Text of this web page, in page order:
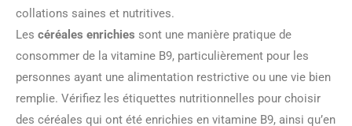
collations saines et nutritives.
Les céréales enrichies sont une manière pratique de
consommer de la vitamine B9, particulièrement pour les
personnes ayant une alimentation restrictive ou une vie bien
remplie. Vérifiez les étiquettes nutritionnelles pour choisir
des céréales qui ont été enrichies en vitamine B9, ainsi qu’en